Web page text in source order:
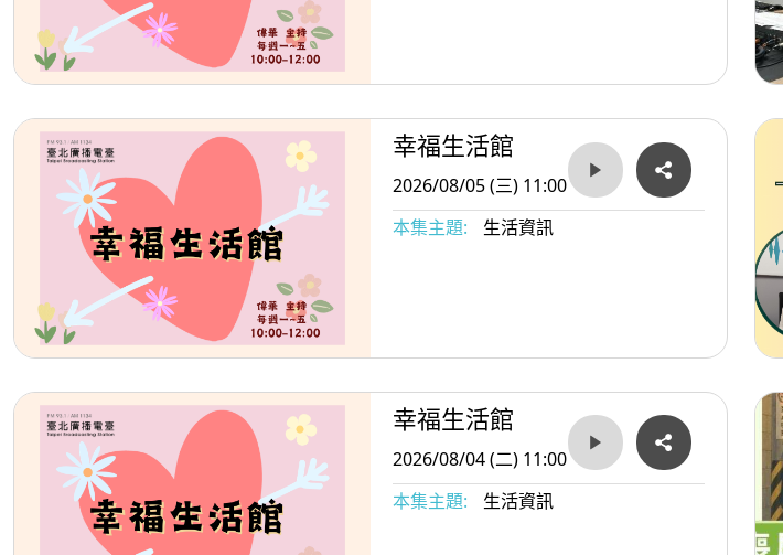
幸福生活館
2026/08/05 (三) 11:00
本集主題:
生活資訊
幸福生活館
2026/08/04 (二) 11:00
本集主題:
生活資訊